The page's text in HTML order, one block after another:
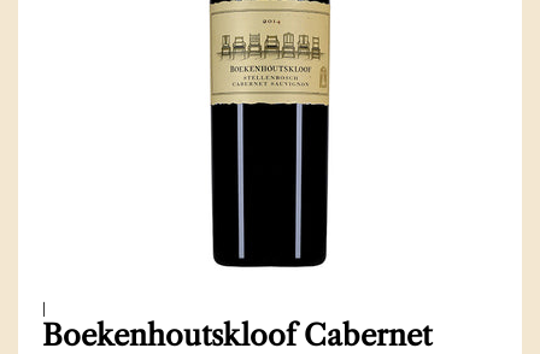
|
Boekenhoutskloof Cabernet